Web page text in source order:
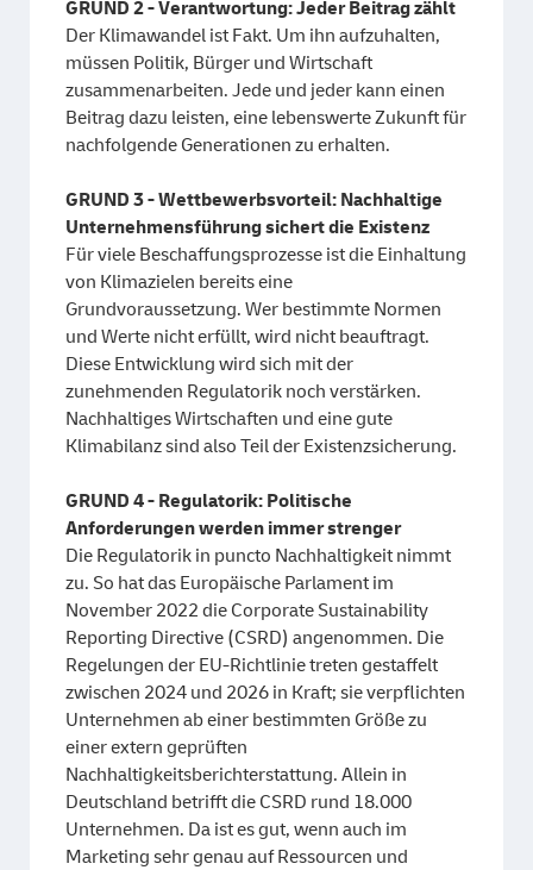
GRUND 2 - Verantwortung: Jeder Beitrag zählt
Der Klimawandel ist Fakt. Um ihn aufzuhalten,
müssen Politik, Bürger und Wirtschaft
zusammenarbeiten. Jede und jeder kann einen
Beitrag dazu leisten, eine lebenswerte Zukunft für
nachfolgende Generationen zu erhalten.
GRUND 3 - Wettbewerbsvorteil: Nachhaltige
Unternehmensführung sichert die Existenz
Für viele Beschaffungsprozesse ist die Einhaltung
von Klimazielen bereits eine
Grundvoraussetzung. Wer bestimmte Normen
und Werte nicht erfüllt, wird nicht beauftragt.
Diese Entwicklung wird sich mit der
zunehmenden Regulatorik noch verstärken.
Nachhaltiges Wirtschaften und eine gute
Klimabilanz sind also Teil der Existenzsicherung.
GRUND 4 - Regulatorik: Politische
Anforderungen werden immer strenger
Die Regulatorik in puncto Nachhaltigkeit nimmt
zu. So hat das Europäische Parlament im
November 2022 die Corporate Sustainability
Reporting Directive (CSRD) angenommen. Die
Regelungen der EU-Richtlinie treten gestaffelt
zwischen 2024 und 2026 in Kraft; sie verpflichten
Unternehmen ab einer bestimmten Größe zu
einer extern geprüften
Nachhaltigkeitsberichterstattung. Allein in
Deutschland betrifft die CSRD rund 18.000
Unternehmen. Da ist es gut, wenn auch im
Marketing sehr genau auf Ressourcen und